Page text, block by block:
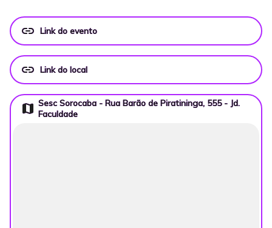
link Link do evento
link Link do local
map Sesc Sorocaba - Rua Barão de Piratininga, 555 - Jd.
Faculdade